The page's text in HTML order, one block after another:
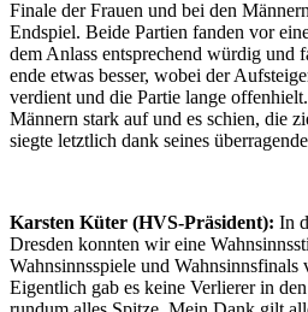
Finale der Frauen und bei den
Endspiel. Beide Partien fanden vor
dem Anlass entsprechend würdig und
ende etwas besser, wobei der
verdient und die Partie lange
Männern stark auf und es schien, die
siegte letztlich dank seines
Karsten Küter (HVS-Präsident): In
Dresden konnten wir eine
Wahnsinnsspiele und
Eigentlich gab es keine Verlierer in